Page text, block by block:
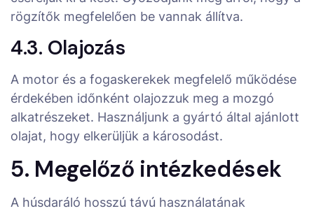
rögzítők megfelelően be vannak állítva.
4.3. Olajozás
A motor és a fogaskerekek megfelelő működése
érdekében időnként olajozzuk meg a mozgó
alkatrészeket. Használjunk a gyártó által ajánlott
olajat, hogy elkerüljük a károsodást.
5. Megelőző intézkedések
A húsdaráló hosszú távú használatának